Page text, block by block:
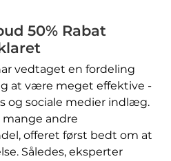
50% Rabat
vedtaget en fordeling
at være meget effektive -
og sociale medier indlæg.
mange andre
offeret først bedt om at
Således, eksperter